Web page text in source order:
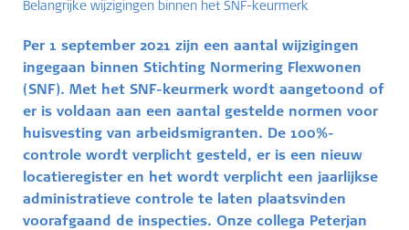
Belangrijke wijzigingen binnen het SNF-keurmerk
Per 1 september 2021 zijn een aantal wijzigingen
ingegaan binnen Stichting Normering Flexwonen
(SNF). Met het SNF-keurmerk wordt aangetoond of
er is voldaan aan een aantal gestelde normen voor
huisvesting van arbeidsmigranten. De 100%-
controle wordt verplicht gesteld, er is een nieuw
locatieregister en het wordt verplicht een jaarlijkse
administratieve controle te laten plaatsvinden
voorafgaand de inspecties. Onze collega Peterjan